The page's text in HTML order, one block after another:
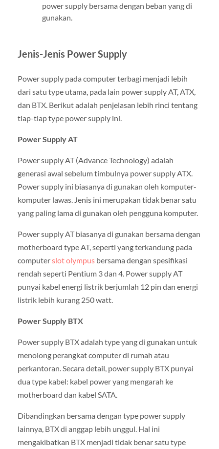
power supply bersama dengan beban yang di
gunakan.
Jenis-Jenis Power Supply
Power supply pada computer terbagi menjadi lebih
dari satu type utama, pada lain power supply AT, ATX,
dan BTX. Berikut adalah penjelasan lebih rinci tentang
tiap-tiap type power supply ini.
Power Supply AT
Power supply AT (Advance Technology) adalah
generasi awal sebelum timbulnya power supply ATX.
Power supply ini biasanya di gunakan oleh komputer-
komputer lawas. Jenis ini merupakan tidak benar satu
yang paling lama di gunakan oleh pengguna komputer.
Power supply AT biasanya di gunakan bersama dengan
motherboard type AT, seperti yang terkandung pada
computerslot olympusbersama dengan spesifikasi
rendah seperti Pentium 3 dan 4. Power supply AT
punyai kabel energi listrik berjumlah 12 pin dan energi
listrik lebih kurang 250 watt.
Power Supply BTX
Power supply BTX adalah type yang di gunakan untuk
menolong perangkat computer di rumah atau
perkantoran. Secara detail, power supply BTX punyai
dua type kabel: kabel power yang mengarah ke
motherboard dan kabel SATA.
Dibandingkan bersama dengan type power supply
lainnya, BTX di anggap lebih unggul. Hal ini
mengakibatkan BTX menjadi tidak benar satu type